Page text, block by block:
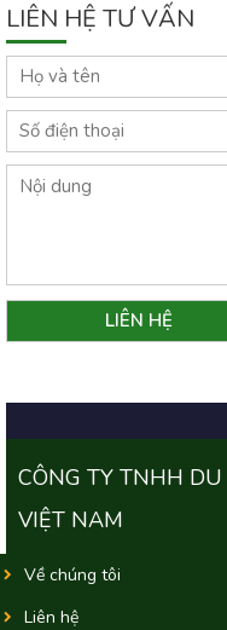
LIÊN HỆ TƯ VẤN
CÔNG TY TNHH
VIỆT NAM
Về chúng tôi
Liên hệ